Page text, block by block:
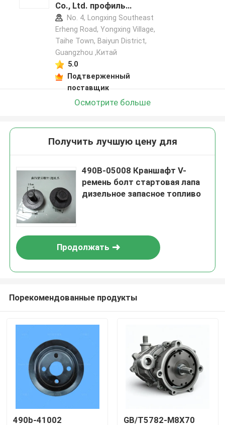
Co., Ltd. профиль
производителя
No. 4, Longxing Southeast
Erheng Road, Yongxing Village,
Taihe Town, Baiyun District,
Guangzhou ,Китай
5.0
Подтверженный
поставщик
Осмотрите больше
Получить лучшую цену для
490B-05008 Краншафт V-
ремень болт стартовая лапа
дизельное запасное топливо
Продолжать
Порекомендованные продукты
490b-41002
GB/T5782-M8X70